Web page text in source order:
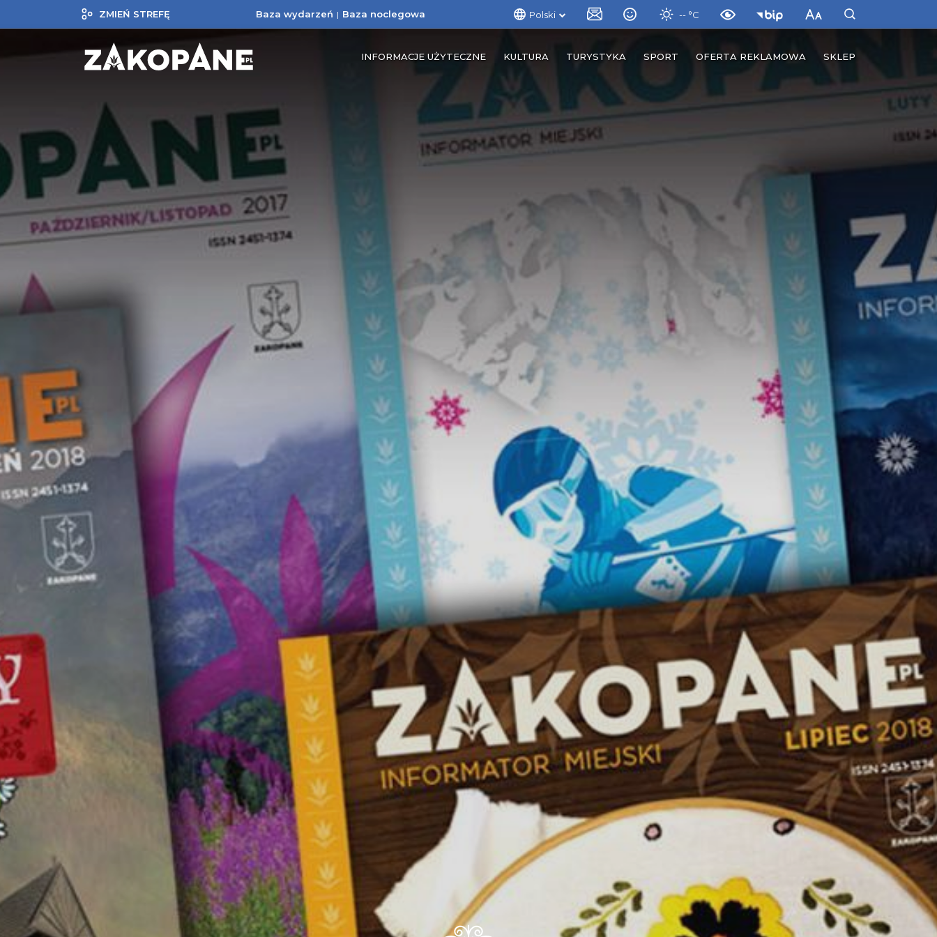
ZMIEŃ STREFĘ Baza wydarzeń Baza noclegowa Polski -- °C
INFORMACJE UŻYTECZNE KULTURA TURYSTYKA SPORT OFERTA REKLAMOWA SKLEP